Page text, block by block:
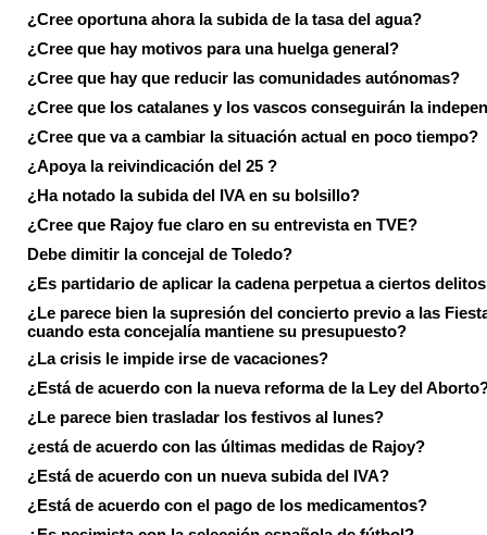
¿Cree oportuna ahora la subida de la tasa del agua?
¿Cree que hay motivos para una huelga general?
¿Cree que hay que reducir las comunidades autónomas?
¿Cree que los catalanes y los vascos conseguirán la
¿Cree que va a cambiar la situación actual en poco tiempo?
¿Apoya la reivindicación del 25 ?
¿Ha notado la subida del IVA en su bolsillo?
¿Cree que Rajoy fue claro en su entrevista en TVE?
Debe dimitir la concejal de Toledo?
¿Es partidario de aplicar la cadena perpetua a ciertos
¿Le parece bien la supresión del concierto previo a las
cuando esta concejalía mantiene su presupuesto?
¿La crisis le impide irse de vacaciones?
¿Está de acuerdo con la nueva reforma de la Ley del
¿Le parece bien trasladar los festivos al lunes?
¿está de acuerdo con las últimas medidas de Rajoy?
¿Está de acuerdo con un nueva subida del IVA?
¿Está de acuerdo con el pago de los medicamentos?